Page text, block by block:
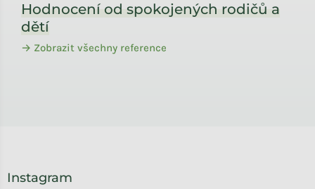
Hodnocení od spokojených rodičů a
dětí
→ Zobrazit všechny reference
Instagram